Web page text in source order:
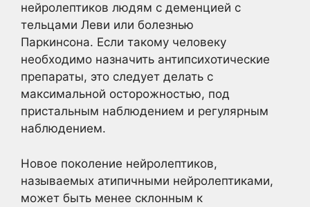
нейролептиков людям с деменцией с
тельцами Леви или болезнью
Паркинсона. Если такому человеку
необходимо назначить антипсихотические
препараты, это следует делать с
максимальной осторожностью, под
пристальным наблюдением и регулярным
наблюдением.
Новое поколение нейролептиков,
называемых атипичными нейролептиками,
может быть менее склонным к